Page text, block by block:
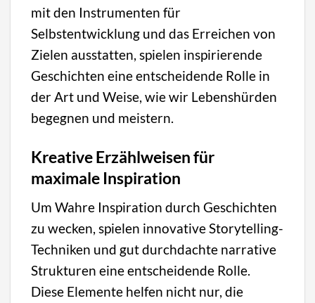
mit den Instrumenten für
Selbstentwicklung und das Erreichen von
Zielen ausstatten, spielen inspirierende
Geschichten eine entscheidende Rolle in
der Art und Weise, wie wir Lebenshürden
begegnen und meistern.
Kreative Erzählweisen für
maximale Inspiration
Um Wahre Inspiration durch Geschichten
zu wecken, spielen innovative Storytelling-
Techniken und gut durchdachte narrative
Strukturen eine entscheidende Rolle.
Diese Elemente helfen nicht nur, die